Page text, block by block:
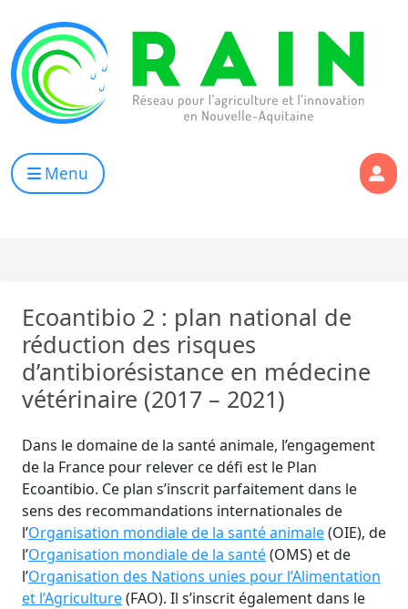
Menu
Ecoantibio 2 : plan national de
réduction des risques
d’antibiorésistance en médecine
vétérinaire (2017 – 2021)
Dans le domaine de la santé animale, l’engagement
de la France pour relever ce défi est le Plan
Ecoantibio. Ce plan s’inscrit parfaitement dans le
sens des recommandations internationales de
l’Organisation mondiale de la santé animale(OIE), de
l’Organisation mondiale de la santé(OMS) et de
l’Organisation des Nations unies pour l’Alimentation
et l’Agriculture(FAO). Il s’inscrit également dans le